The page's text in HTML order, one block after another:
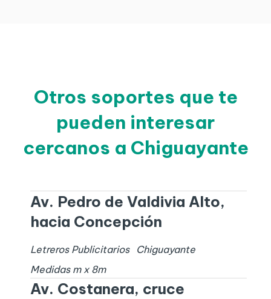
Otros soportes que te
pueden interesar
cercanos a Chiguayante
Av. Pedro de Valdivia Alto,
hacia Concepción
Letreros Publicitarios
Chiguayante
Medidas m x 8m
Av. Costanera, cruce